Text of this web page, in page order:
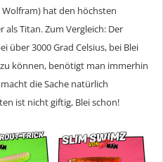
hat den höchsten
Titan. Zum Vergleich: Der
über 3000 Grad Celsius, bei Blei
können, benötigt man immerhin
die Sache natürlich
ist nicht giftig, Blei schon!